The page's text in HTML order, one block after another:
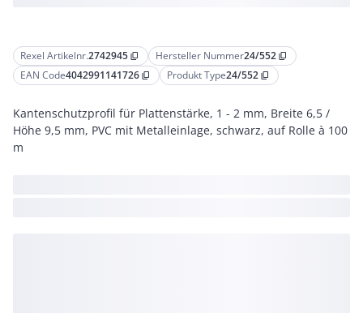
Rexel Artikelnr.2742945 content_copy Hersteller Nummer24/552 content_copy
EAN Code4042991141726 content_copy Produkt Type24/552 content_copy
Kantenschutzprofil für Plattenstärke, 1 - 2 mm, Breite 6,5 /
Höhe 9,5 mm, PVC mit Metalleinlage, schwarz, auf Rolle à 100
m